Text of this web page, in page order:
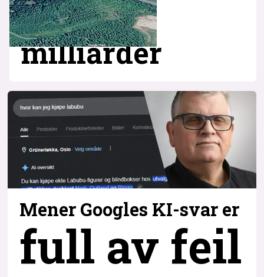
milliarder
Mener Googles KI-svar er
full av feil